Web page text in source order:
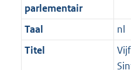
parlementair
Taal
nl
Titel